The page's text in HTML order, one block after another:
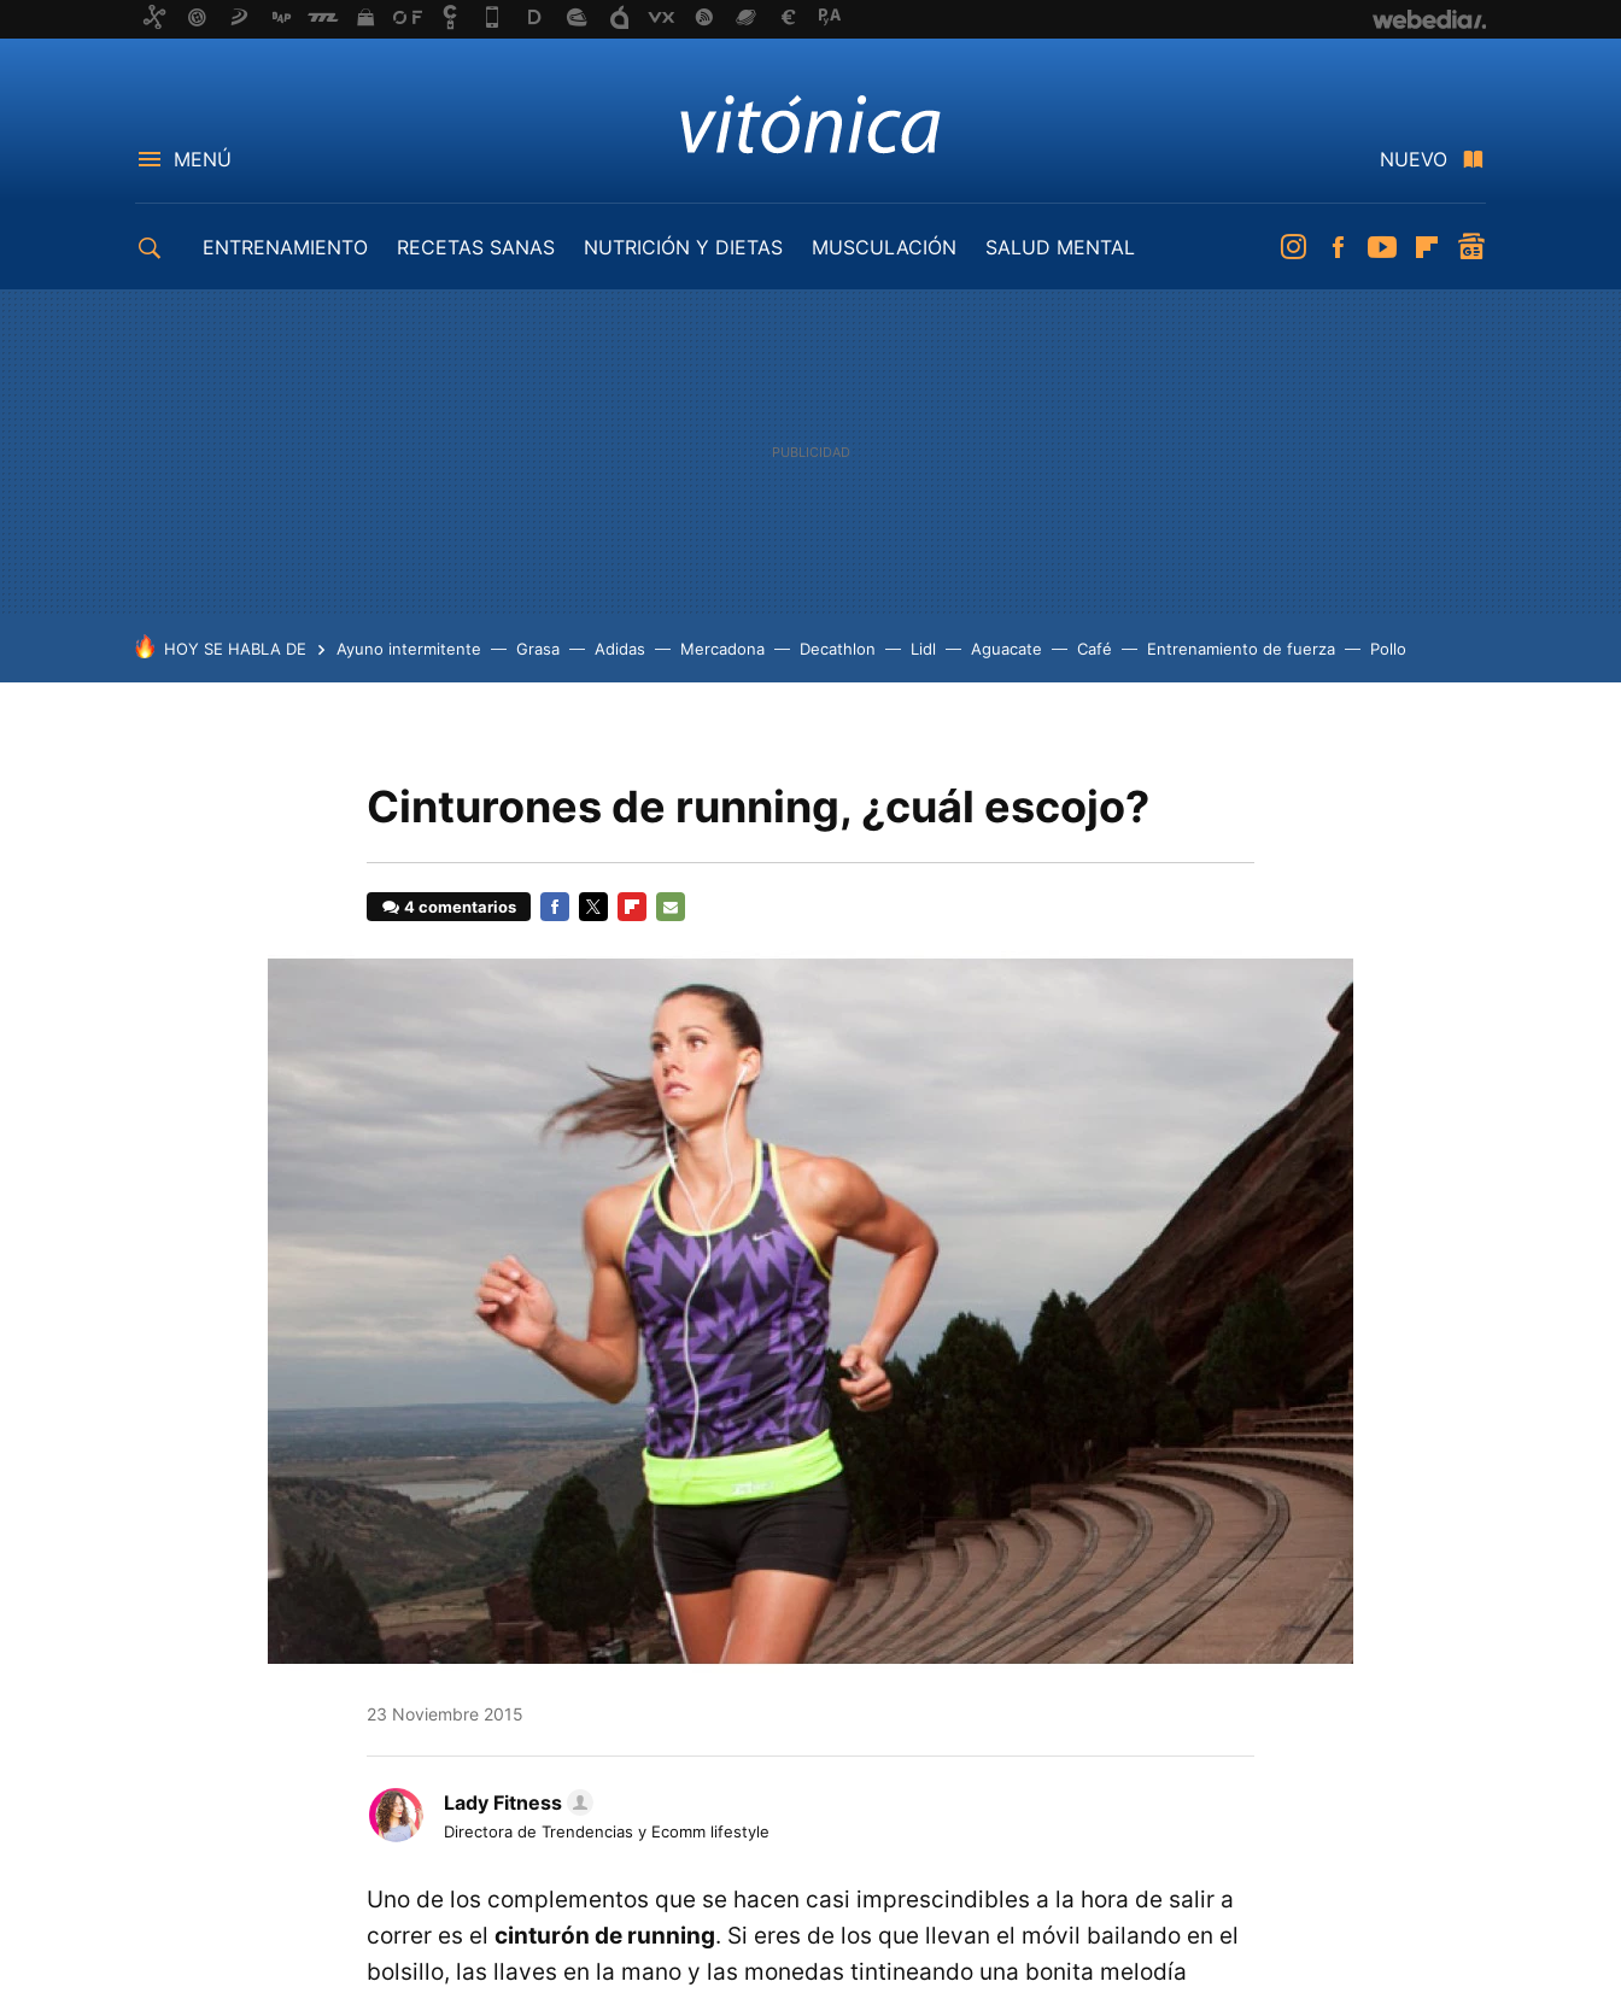
MENÚ NUEVO
ENTRENAMIENTO RECETAS SANAS NUTRICIÓN Y DIETAS MUSCULACIÓN
SALUD MENTAL
InstagramFacebookYoutubeFlipboard
HOY SE HABLA DE Ayuno intermitente Grasa Adidas Mercadona Decathlon Lidl Aguacate Café Entrenamiento de fuerza Pollo
Cinturones de running, ¿cuál escojo?
4 comentarios
MAIL
23 Noviembre 2015
Lady Fitness
Directora de Trendencias y Ecomm lifestyle
Uno de los complementos que se hacen casi imprescindibles a la hora de salir a
correr es el cinturón de running. Si eres de los que llevan el móvil bailando en el
bolsillo, las llaves en la mano y las monedas tintineando una bonita melodía